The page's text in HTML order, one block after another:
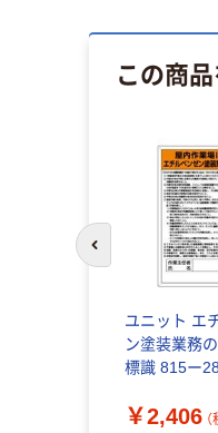
この商
ユニット エ
ン塗装業務
標識 815ー
￥2,406
前のスライドへ